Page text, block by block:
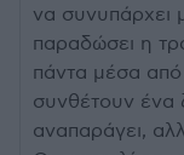
να συνυπάρχει
παραδώσει η
πάντα μέσα
συνθέτουν ένα
αναπαράγει,